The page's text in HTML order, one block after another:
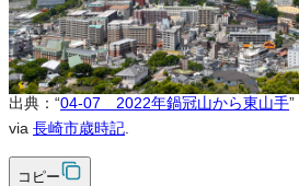
必須
クレジット表記例
出典：“04-07 2022年鍋冠山から東山手”
via 長崎市歳時記
コピー